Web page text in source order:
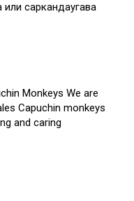
саркандаугава
Monkeys We are
Capuchin monkeys
and caring